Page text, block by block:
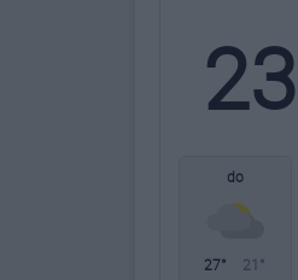
23
do
27° 21°